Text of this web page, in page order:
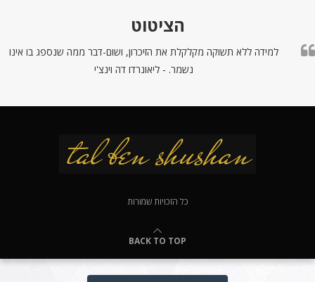
הציטוט
למידה ללא תשוקה מקלקלת את הזיכרון, ושום-דבר ממה שנספג בו אינו
נשמר. - ליאונרדו דה וינצ'י
כל הזכויות שמורות
BACK TO TOP